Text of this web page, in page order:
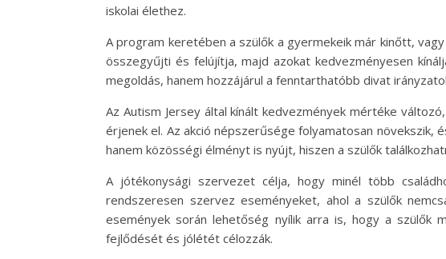
iskolai élethez.
A program keretében a szülők a gyermekeik már kinőtt,
összegyűjti és felújítja, majd azokat kedvezményesen
megoldás, hanem hozzájárul a fenntarthatóbb divat
Az Autism Jersey által kínált kedvezmények mértéke
érjenek el. Az akció népszerűsége folyamatosan növekszik,
hanem közösségi élményt is nyújt, hiszen a szülők
A jótékonysági szervezet célja, hogy minél több
rendszeresen szervez eseményeket, ahol a szülők
események során lehetőség nyílik arra is, hogy a szülők
fejlődését és jólétét célozzák.